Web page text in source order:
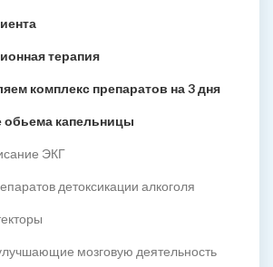
терапия
комплекс препаратов на 3 дня
обьема капельницы
ЭКГ
детоксикации алкоголя
мозговую деятельность